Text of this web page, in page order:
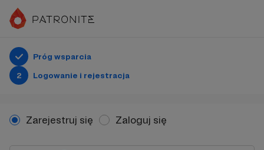
Próg wsparcia
2
Logowanie i rejestracja
Zarejestruj się Zaloguj się